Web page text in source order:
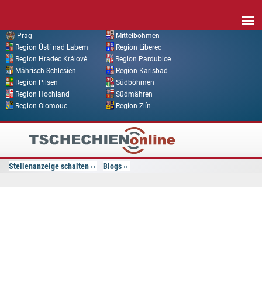
Prag
Mittelböhmen
Region Ústí nad Labem
Region Liberec
Region Hradec Králové
Region Pardubice
Mährisch-Schlesien
Region Karlsbad
Region Pilsen
Südböhmen
Region Hochland
Südmähren
Region Olomouc
Region Zlín
Tschechien
Online
Stellenanzeige schalten Blogs